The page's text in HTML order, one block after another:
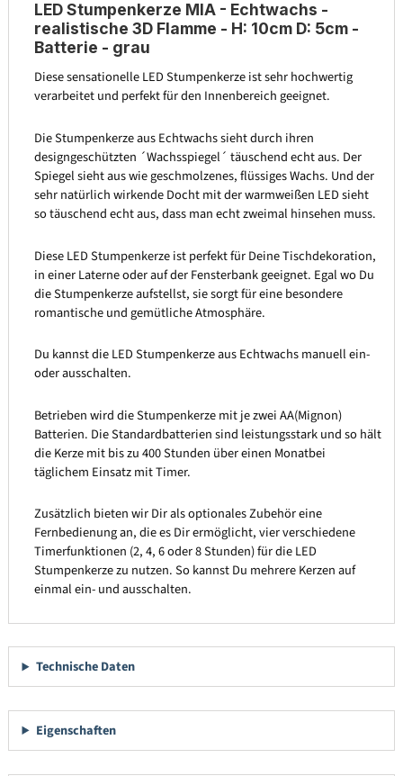
LED Stumpenkerze MIA - Echtwachs -
realistische 3D Flamme - H: 10cm D: 5cm -
Batterie - grau
Diese sensationelle LED Stumpenkerze ist sehr hochwertig
verarbeitet und perfekt für den Innenbereich geeignet.
Die Stumpenkerze aus Echtwachs sieht durch ihren
designgeschützten ´Wachsspiegel´ täuschend echt aus. Der
Spiegel sieht aus wie geschmolzenes, flüssiges Wachs. Und der
sehr natürlich wirkende Docht mit der warmweißen LED sieht
so täuschend echt aus, dass man echt zweimal hinsehen muss.
Diese LED Stumpenkerze ist perfekt für Deine Tischdekoration,
in einer Laterne oder auf der Fensterbank geeignet. Egal wo Du
die Stumpenkerze aufstellst, sie sorgt für eine besondere
romantische und gemütliche Atmosphäre.
Du kannst die LED Stumpenkerze aus Echtwachs manuell ein-
oder ausschalten.
Betrieben wird die Stumpenkerze mit je zwei AA(Mignon)
Batterien. Die Standardbatterien sind leistungsstark und so hält
die Kerze mit bis zu 400 Stunden über einen Monatbei
täglichem Einsatz mit Timer.
Zusätzlich bieten wir Dir als optionales Zubehör eine
Fernbedienung an, die es Dir ermöglicht, vier verschiedene
Timerfunktionen (2, 4, 6 oder 8 Stunden) für die LED
Stumpenkerze zu nutzen. So kannst Du mehrere Kerzen auf
einmal ein- und ausschalten.
Technische Daten
Eigenschaften